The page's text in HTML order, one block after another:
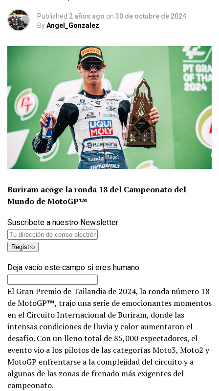
Published 2 años ago on 30 de octubre de 2024
ByAngel_Gonzalez
Buriram acoge la ronda 18 del Campeonato del
Mundo de MotoGP™
Suscribete a nuestro Newsletter:
Deja vacío este campo si eres humano:
El Gran Premio de Tailandia de 2024, la ronda número 18
de MotoGP™, trajo una serie de emocionantes momentos
en el Circuito Internacional de Buriram, donde las
intensas condiciones de lluvia y calor aumentaron el
desafío. Con un lleno total de 85,000 espectadores, el
evento vio a los pilotos de las categorías Moto3, Moto2 y
MotoGP enfrentarse a la complejidad del circuito y a
algunas de las zonas de frenado más exigentes del
campeonato.